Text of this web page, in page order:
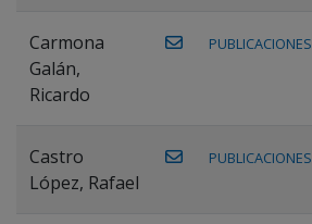
Carmona
Galán,
Ricardo
PUBLICACIONES
Castro
López, Rafael
PUBLICACIONES